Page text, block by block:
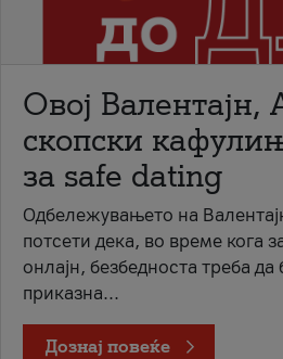
Овој Валентајн,
скопски
за safe dating
Одбележувањето на
потсети дека, во време кога
онлајн, безбедноста треба
приказна...
Дознај повеќе